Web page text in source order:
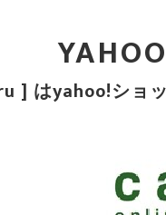
] はyahoo!ショ